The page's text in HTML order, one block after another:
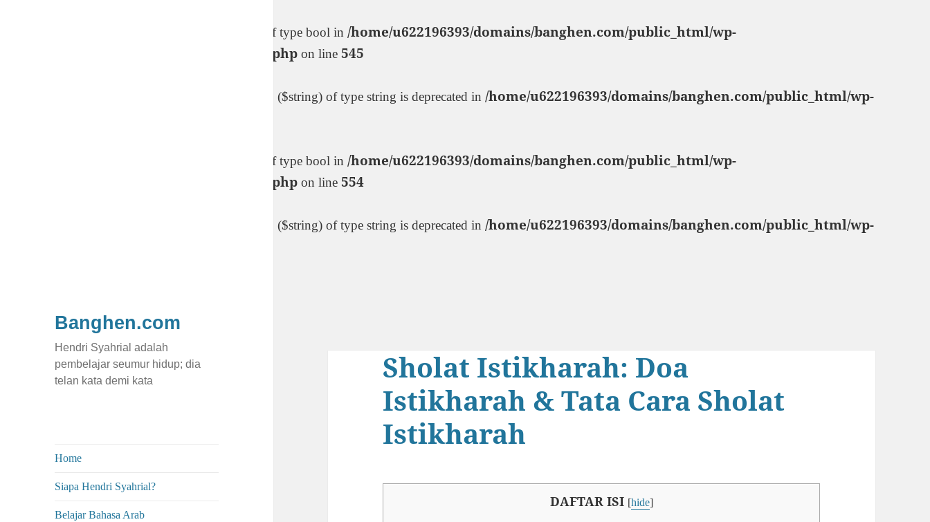
: Trying to access array offset on value of type bool in /home/u622196393/domains/banghen.com/public_html/wp-
content/themes/twentyfifteen/functions.php on line 545
: ltrim(): Passing null to parameter #1 ($string) of type string is deprecated in /home/u622196393/domains/banghen.com/public_html/wp-
: Trying to access array offset on value of type bool in /home/u622196393/domains/banghen.com/public_html/wp-
content/themes/twentyfifteen/functions.php on line 554
: ltrim(): Passing null to parameter #1 ($string) of type string is deprecated in /home/u622196393/domains/banghen.com/public_html/wp-
Banghen.com
Hendri Syahrial adalah
pembelajar seumur hidup; dia
telan kata demi kata
Home
Siapa Hendri Syahrial?
Belajar Bahasa Arab
Sholat Istikharah: Doa
Istikharah & Tata Cara Sholat
Istikharah
DAFTAR ISI [hide]